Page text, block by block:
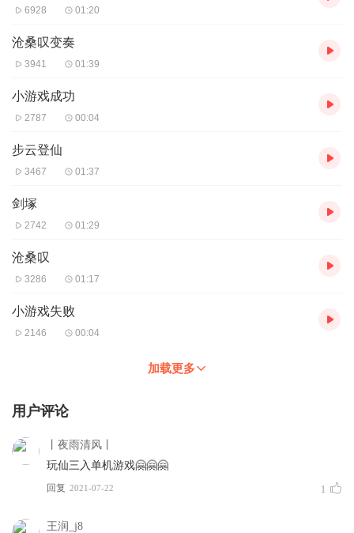
6928 01:20
沧桑叹变奏
3941 01:39
小游戏成功
2787 00:04
步云登仙
3467 01:37
剑塚
2742 01:29
沧桑叹
3286 01:17
小游戏失败
2146 00:04
加载更多
用户评论
丨夜雨清风丨
玩仙三入单机游戏🤗🤗🤗
回复 2021-07-22 1
王润_j8